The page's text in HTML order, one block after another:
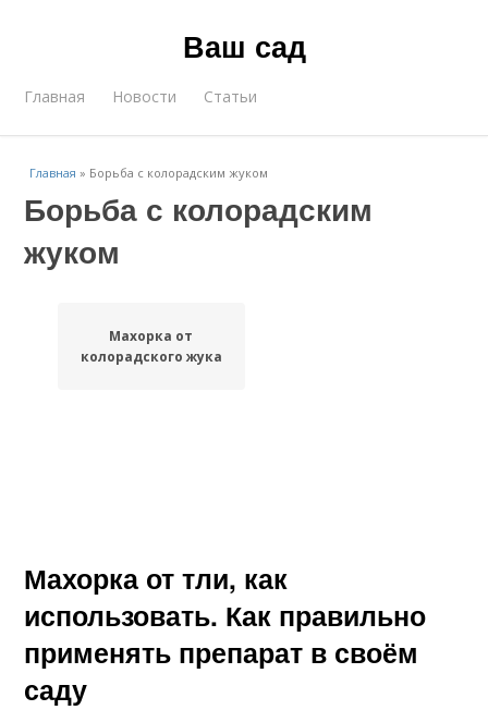
Ваш сад
Главная Новости Статьи
Главная » Борьба с колорадским жуком
Борьба с колорадским
жуком
Махорка от
колорадского жука
Махорка от тли, как
использовать. Как правильно
применять препарат в своём
саду